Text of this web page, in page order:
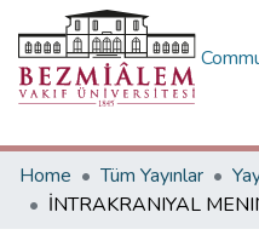
Home
Tüm Yayınlar